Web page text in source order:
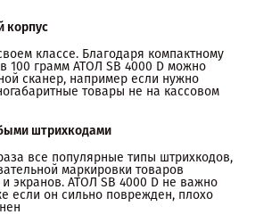
корпус
классе. Благодаря компактному
100 грамм АТОЛ SB 4000 D можно
сканер, например если нужно
товары не на кассовом
штрихкодами
все популярные типы штрихкодов,
маркировки товаров
и экранов. АТОЛ SB 4000 D не важно
если он сильно поврежден, плохо